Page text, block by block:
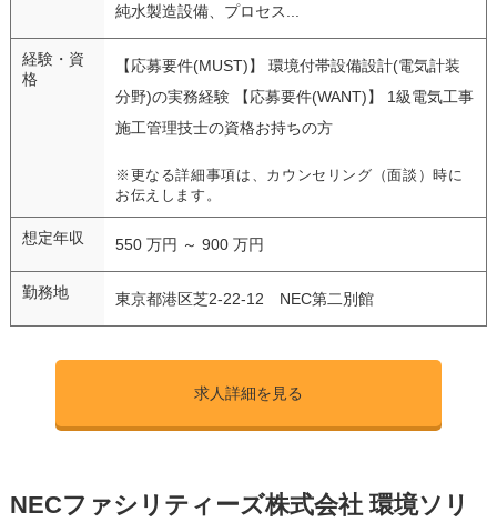
純水製造設備、プロセス...
経験・資
格
【応募要件(MUST)】 環境付帯設備設計(電気計装
分野)の実務経験 【応募要件(WANT)】 1級電気工事
施工管理技士の資格お持ちの方
※更なる詳細事項は、カウンセリング（面談）時に
お伝えします。
想定年収 550 万円 ～ 900 万円
勤務地 東京都港区芝2-22-12 NEC第二別館
求人詳細を見る
NECファシリティーズ株式会社 環境ソリ